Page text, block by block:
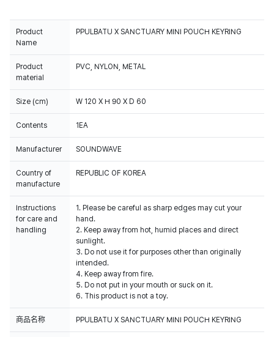
Product
Name
PPULBATU X SANCTUARY MINI POUCH KEYRING
Product
material
PVC, NYLON, METAL
Size (cm) W 120 X H 90 X D 60
Contents 1EA
Manufacturer SOUNDWAVE
Country of
manufacture
REPUBLIC OF KOREA
Instructions
for care and
handling
1. Please be careful as sharp edges may cut your
hand.
2. Keep away from hot, humid places and direct
sunlight.
3. Do not use it for purposes other than originally
intended.
4. Keep away from fire.
5. Do not put in your mouth or suck on it.
6. This product is not a toy.
商品名称 PPULBATU X SANCTUARY MINI POUCH KEYRING